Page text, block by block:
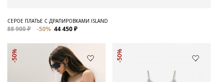
СЕРОЕ ПЛАТЬЕ С ДРАПИРОВКАМИ ISLAND
88 900 ₽ -50% 44 450 ₽
-50% -50%